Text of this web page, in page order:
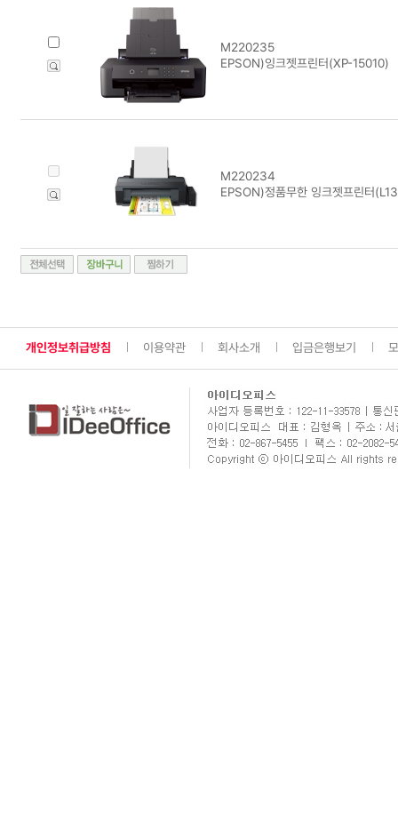
M220235
EPSON)잉크젯프린터(XP-15010)
M220234
EPSON)정품무한 잉크젯프린터
개인정보취급방침 이용약관 회사소개 입금은행보기